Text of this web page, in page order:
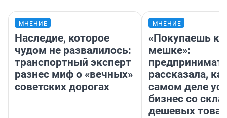
МНЕНИЕ
Наследие, которое
чудом не развалилось:
транспортный эксперт
разнес миф о «вечных»
советских дорогах
МНЕНИЕ
«Покупаешь
мешке»:
рассказала,
самом деле
бизнес со
дешевых